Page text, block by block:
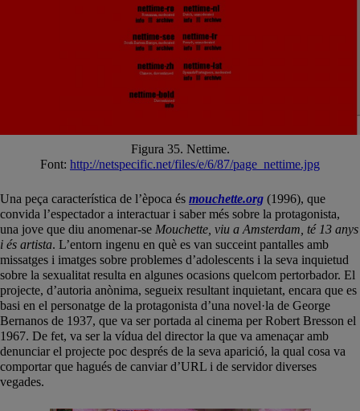
Figura 35. Nettime.
Font: http://netspecific.net/files/e/6/87/page_nettime.jpg
Una peça característica de l’època és mouchette.org (1996), que
convida l’espectador a interactuar i saber més sobre la protagonista,
una jove que diu anomenar-se Mouchette, viu a Amsterdam, té 13 anys
i és artista. L’entorn ingenu en què es van succeint pantalles amb
missatges i imatges sobre problemes d’adolescents i la seva inquietud
sobre la sexualitat resulta en algunes ocasions quelcom pertorbador. El
projecte, d’autoria anònima, segueix resultant inquietant, encara que es
basi en el personatge de la protagonista d’una novel·la de George
Bernanos de 1937, que va ser portada al cinema per Robert Bresson el
1967. De fet, va ser la vídua del director la que va amenaçar amb
denunciar el projecte poc després de la seva aparició, la qual cosa va
comportar que hagués de canviar d’URL i de servidor diverses
vegades.